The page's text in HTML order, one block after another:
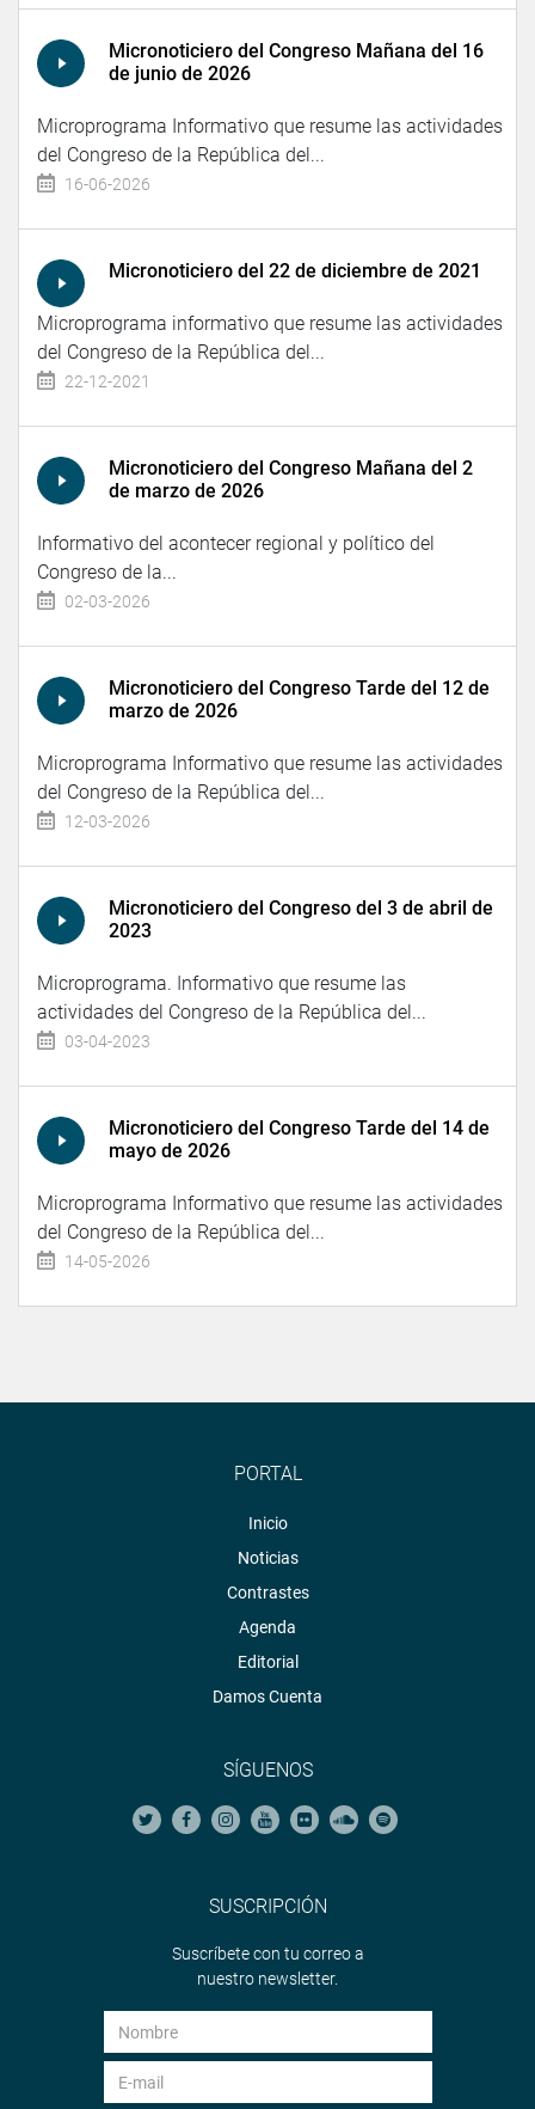
Micronoticiero del Congreso Mañana del 16
de junio de 2026
Microprograma Informativo que resume las actividades
del Congreso de la República del...
16-06-2026
Micronoticiero del 22 de diciembre de 2021
Microprograma informativo que resume las actividades
del Congreso de la República del...
22-12-2021
Micronoticiero del Congreso Mañana del 2
de marzo de 2026
Informativo del acontecer regional y político del
Congreso de la...
02-03-2026
Micronoticiero del Congreso Tarde del 12 de
marzo de 2026
Microprograma Informativo que resume las actividades
del Congreso de la República del...
12-03-2026
Micronoticiero del Congreso del 3 de abril de
2023
Microprograma. Informativo que resume las
actividades del Congreso de la República del...
03-04-2023
Micronoticiero del Congreso Tarde del 14 de
mayo de 2026
Microprograma Informativo que resume las actividades
del Congreso de la República del...
14-05-2026
PORTAL
Inicio
Noticias
Contrastes
Agenda
Editorial
Damos Cuenta
SÍGUENOS
SUSCRIPCIÓN
Suscríbete con tu correo a
nuestro newsletter.